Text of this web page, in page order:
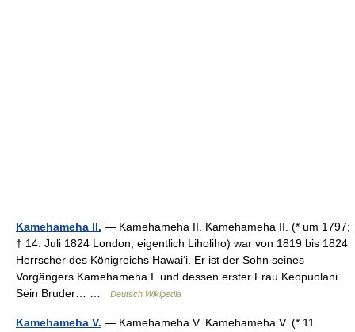
Kamehameha II. — Kamehameha II. Kamehameha II. (* um 1797;
† 14. Juli 1824 London; eigentlich Liholiho) war von 1819 bis 1824
Herrscher des Königreichs Hawaiʻi. Er ist der Sohn seines
Vorgängers Kamehameha I. und dessen erster Frau Keopuolani.
Sein Bruder… …
Deutsch Wikipedia
Kamehameha V. — Kamehameha V. Kamehameha V. (* 11.